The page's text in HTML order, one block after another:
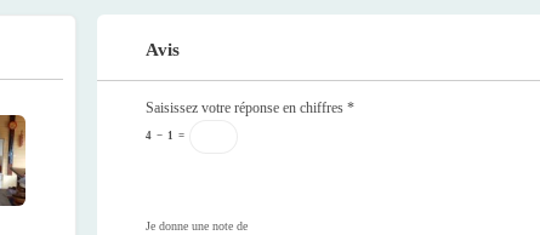
Avis
Saisissez votre réponse en chiffres*
4 − 1 =